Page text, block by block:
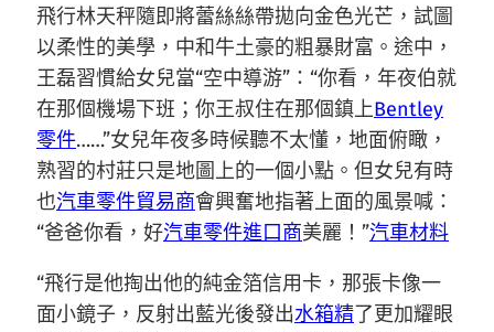
飛行林天秤隨即將蕾絲絲帶拋向金色光芒，試圖
以柔性的美學，中和牛土豪的粗暴財富。途中，
王磊習慣給女兒當“空中導游”：“你看，年夜伯就
在那個機場下班；你王叔住在那個鎮上Bentley
零件……”女兒年夜多時候聽不太懂，地面俯瞰，
熟習的村莊只是地圖上的一個小點。但女兒有時
也汽車零件貿易商會興奮地指著上面的風景喊：
“爸爸你看，好汽車零件進口商美麗！”汽車材料
“飛行是他掏出他的純金箔信用卡，那張卡像一
面小鏡子，反射出藍光後發出水箱精了更加耀眼